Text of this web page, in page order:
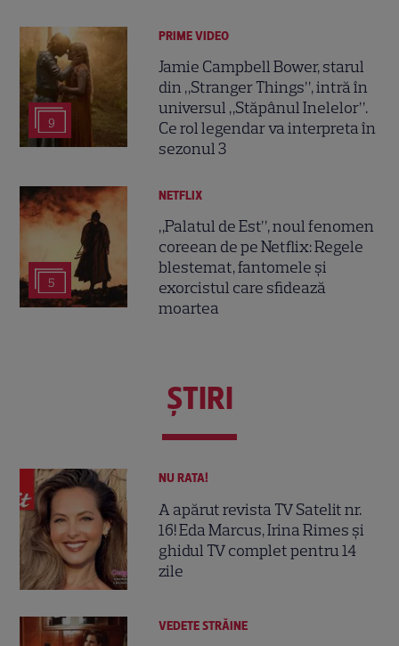
9
PRIME VIDEO
Jamie Campbell Bower, starul
din „Stranger Things”, intră în
universul „Stăpânul Inelelor”.
Ce rol legendar va interpreta în
sezonul 3
5
NETFLIX
„Palatul de Est”, noul fenomen
coreean de pe Netflix: Regele
blestemat, fantomele și
exorcistul care sfidează
moartea
ŞTIRI
NU RATA!
A apărut revista TV Satelit nr.
16! Eda Marcus, Irina Rimes și
ghidul TV complet pentru 14
zile
VEDETE STRĂINE